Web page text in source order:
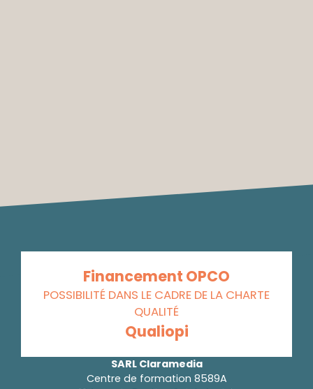
Financement OPCO
POSSIBILITÉ DANS LE CADRE DE LA CHARTE
QUALITÉ
Qualiopi
SARL Claramedia
Centre de formation 8589A